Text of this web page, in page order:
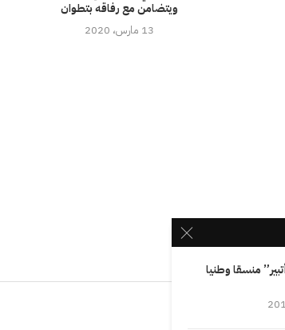
ويتضامن مع رفاقه بتطوان
13 مارس، 2020
منسقا وطنيا